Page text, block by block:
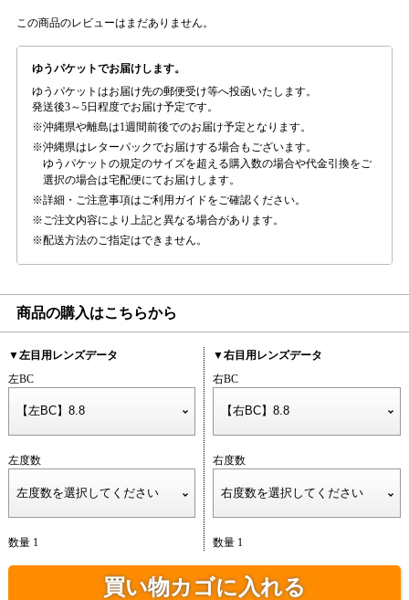
この商品のレビューはまだありません。
ゆうパケットでお届けします。
ゆうパケットはお届け先の郵便受け等へ投函いたします。
発送後3～5日程度でお届け予定です。
沖縄県や離島は1週間前後でのお届け予定となります。
沖縄県はレターパックでお届けする場合もございます。
ゆうパケットの規定のサイズを超える購入数の場合や代金引換をご
選択の場合は宅配便にてお届けします。
詳細・ご注意事項はご利用ガイドをご確認ください。
ご注文内容により上記と異なる場合があります。
配送方法のご指定はできません。
商品の購入はこちらから
▼左目用レンズデータ
左BC
左度数
数量 1
▼右目用レンズデータ
右BC
右度数
数量 1
買い物カゴに入れる